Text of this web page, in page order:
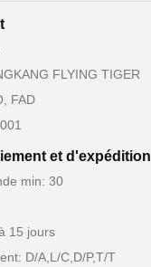
FLYING TIGER
FAD
et d'expédition
min: 30
15 jours
D/A,L/C,D/P,T/T